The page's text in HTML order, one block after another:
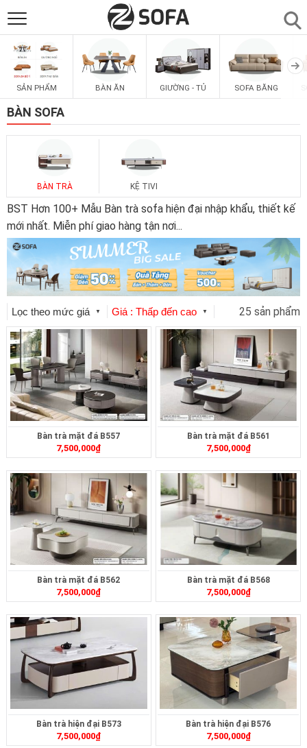
SẢN PHẨM
SOFAS
PHÒNG ĂN
PHÒNG NGỦ
PHÒNG KHÁCH
LIÊN HỆ
SẢN PHẨM BÀN ĂN GIƯỜNG - TỦ SOFA BĂNG
BÀN SOFA
BÀN TRÀ KỆ TIVI
BST Hơn 100+ Mẫu Bàn trà sofa hiện đại nhập khẩu, thiết kế
mới nhất. Miễn phí giao hàng tận nơi...
Lọc theo mức giá ▼ Giá : Thấp đến cao ▼ 25 sản phẩm
Bàn trà mặt đá B557
7,500,000₫
Bàn trà mặt đá B561
7,500,000₫
Bàn trà mặt đá B562
7,500,000₫
Bàn trà mặt đá B568
7,500,000₫
Bàn trà hiện đại B573
7,500,000₫
Bàn trà hiện đại B576
7,500,000₫